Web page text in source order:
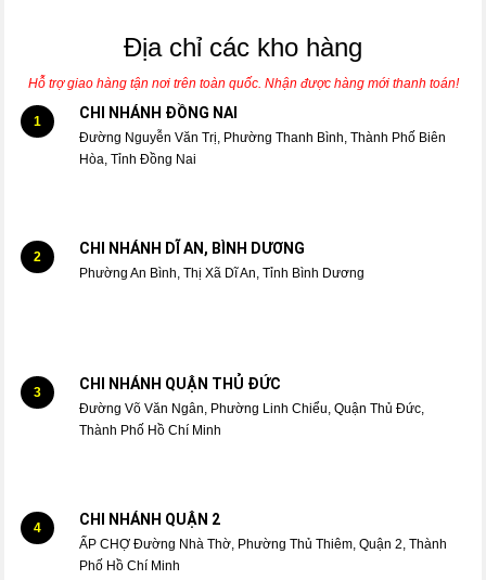
Địa chỉ các kho hàng
Hỗ trợ giao hàng tận nơi trên toàn quốc. Nhận được hàng mới thanh toán!
1 CHI NHÁNH ĐỒNG NAI
Đường Nguyễn Văn Trị, Phường Thanh Bình, Thành Phố Biên
Hòa, Tỉnh Đồng Nai
2 CHI NHÁNH DĨ AN, BÌNH DƯƠNG
Phường An Bình, Thị Xã Dĩ An, Tỉnh Bình Dương
3 CHI NHÁNH QUẬN THỦ ĐỨC
Đường Võ Văn Ngân, Phường Linh Chiểu, Quận Thủ Đức,
Thành Phố Hồ Chí Minh
4 CHI NHÁNH QUẬN 2
ẤP CHỢ Đường Nhà Thờ, Phường Thủ Thiêm, Quận 2, Thành
Phố Hồ Chí Minh